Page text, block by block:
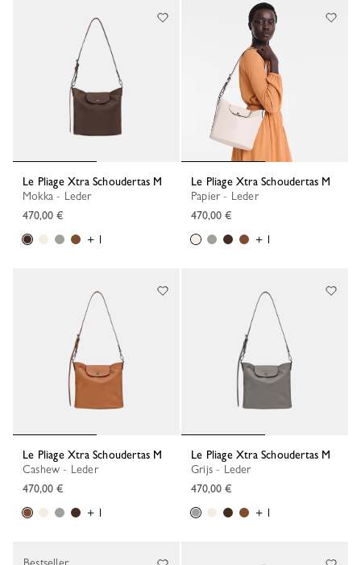
Le Pliage Xtra Schoudertas M
Mokka - Leder
470,00 €
+ 1
Le Pliage Xtra Schoudertas M
Papier - Leder
470,00 €
+ 1
Le Pliage Xtra Schoudertas M
Cashew - Leder
470,00 €
+ 1
Le Pliage Xtra Schoudertas M
Grijs - Leder
470,00 €
+ 1